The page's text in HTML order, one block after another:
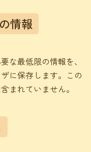
情報
な最低限の情報を、
に保存します。この
まれていません。